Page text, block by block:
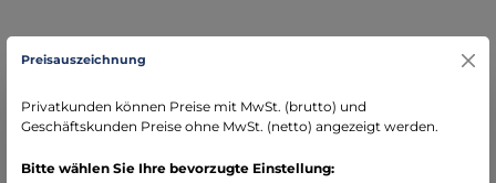
Preise exkl. MwSt. zzgl. Versandkosten
Details
Preisauszeichnung
Privatkunden können Preise mit MwSt. (brutto) und
Geschäftskunden Preise ohne MwSt. (netto) angezeigt werden.
Bitte wählen Sie Ihre bevorzugte Einstellung: